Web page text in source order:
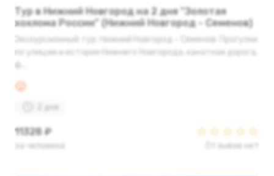
Тур в Нижний Новгород на 2 дня "Золотая
хохлома России" (Нижний Новгород - Семенов)
Экскурсионный тур: Нижний Новгород - Семенов. Прогулки
по улицам и история Нижнего Новгорода, канатная дорога,
ф...
2 дня
11328 ₽
за человека Отзывов нет